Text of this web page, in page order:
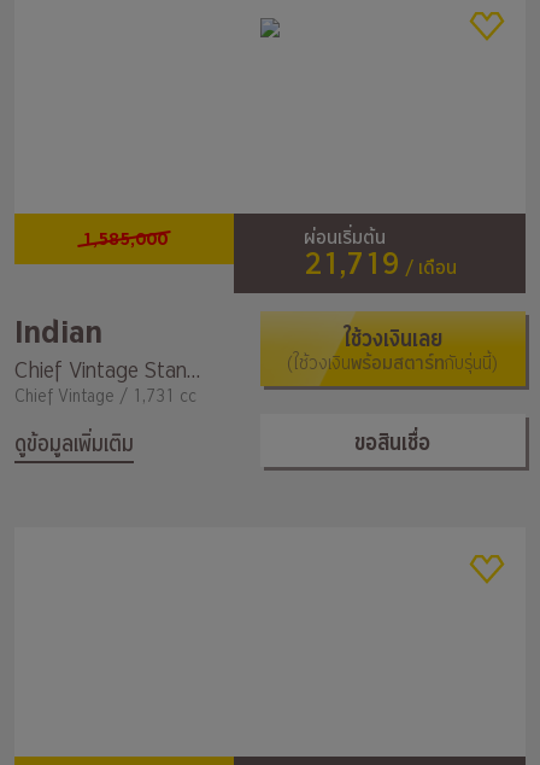
1,585,000 ผ่อนเริ่มต้น
21,719 / เดือน
Indian
Chief Vintage Standard
Chief Vintage / 1,731 cc
ดูข้อมูลเพิ่มเติม
ใช้วงเงินเลย
(ใช้วงเงินพร้อมสตาร์ทกับรุ่นนี้)
ขอสินเชื่อ